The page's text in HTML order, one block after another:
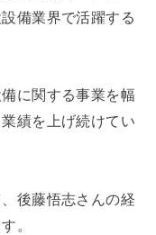
備業界で活躍する
に関する事業を幅
績を上げ続けてい
後藤悟志さんの経
。